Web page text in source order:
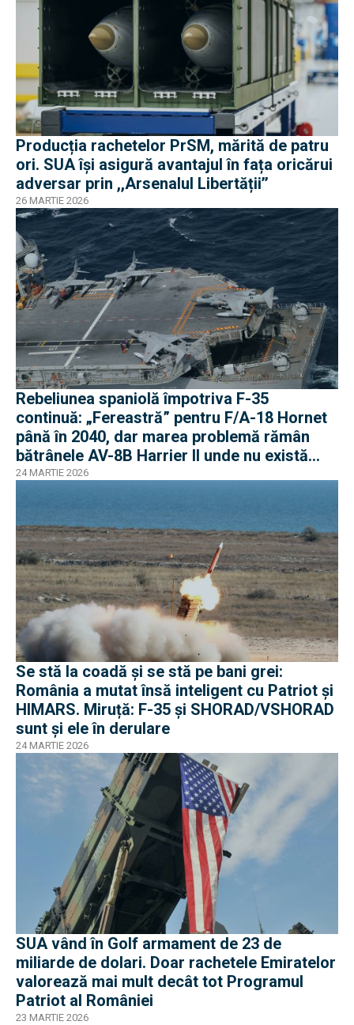
Producția rachetelor PrSM, mărită de patru
ori. SUA își asigură avantajul în fața oricărui
adversar prin ,,Arsenalul Libertății’’
26 MARTIE 2026
Rebeliunea spaniolă împotriva F-35
continuă: „Fereastră” pentru F/A-18 Hornet
până în 2040, dar marea problemă rămân
bătrânele AV-8B Harrier II unde nu există
soluții
24 MARTIE 2026
Se stă la coadă și se stă pe bani grei:
România a mutat însă inteligent cu Patriot și
HIMARS. Miruță: F-35 și SHORAD/VSHORAD
sunt și ele în derulare
24 MARTIE 2026
SUA vând în Golf armament de 23 de
miliarde de dolari. Doar rachetele Emiratelor
valorează mai mult decât tot Programul
Patriot al României
23 MARTIE 2026